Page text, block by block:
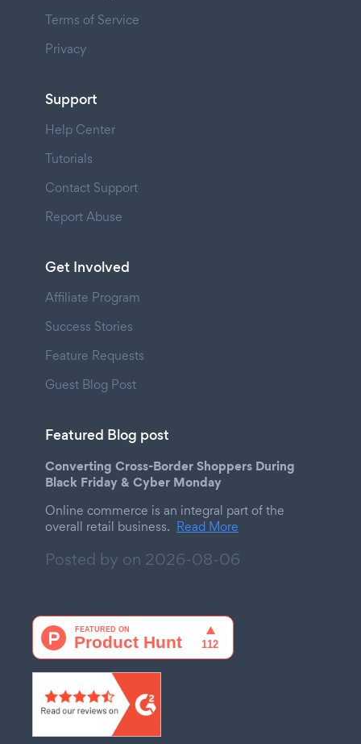
Terms of Service
Privacy
Support
Help Center
Tutorials
Contact Support
Report Abuse
Get Involved
Affiliate Program
Success Stories
Feature Requests
Guest Blog Post
Featured Blog post
Converting Cross-Border Shoppers During
Black Friday & Cyber Monday
Online commerce is an integral part of the
overall retail business. Read More
Posted by on 2026-08-06